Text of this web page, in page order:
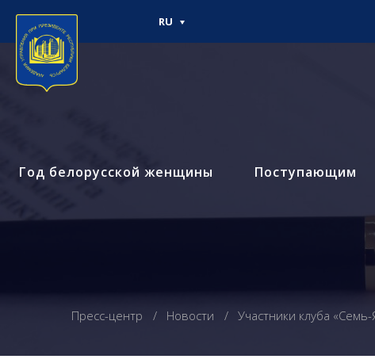
Год белорусской женщины Поступающим
RU
Пресс-центр Новости Участники клуба